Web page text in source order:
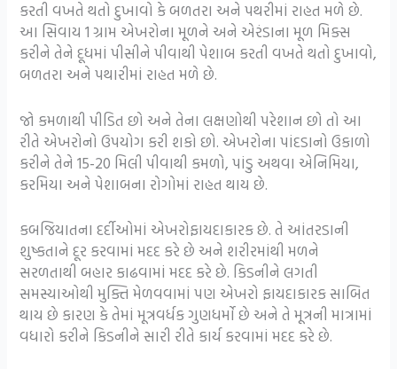
કરતી વખતે થતો દુખાવો કે બળતરા અને પથરીમાં રાહત મળે છે.
આ સિવાય 1 ગ્રામ એખરોના મૂળને અને એરંડાના મૂળ મિક્સ
કરીને તેને દૂધમાં પીસીને પીવાથી પેશાબ કરતી વખતે થતો દુખાવો,
બળતરા અને પથારીમાં રાહત મળે છે.
જો કમળાથી પીડિત છો અને તેના લક્ષણોથી પરેશાન છો તો આ
રીતે એખરોનો ઉપયોગ કરી શકો છો. એખરોના પાંદડાનો ઉકાળો
કરીને તેને 15-20 મિલી પીવાથી કમળો, પાંડુ અથવા એનિમિયા,
કરમિયા અને પેશાબના રોગોમાં રાહત થાય છે.
કબજિયાતના દર્દીઓમાં એખરોફાયદાકારક છે. તે આંતરડાની
શુષ્કતાને દૂર કરવામાં મદદ કરે છે અને શરીરમાંથી મળને
સરળતાથી બહાર કાઢવામાં મદદ કરે છે. કિડનીને લગતી
સમસ્યાઓથી મુક્તિ મેળવવામાં પણ એખરો ફાયદાકારક સાબિત
થાય છે કારણ કે તેમાં મૂત્રવર્ધક ગુણધર્મો છે અને તે મૂત્રની માત્રામાં
વધારો કરીને કિડનીને સારી રીતે કાર્ય કરવામાં મદદ કરે છે.